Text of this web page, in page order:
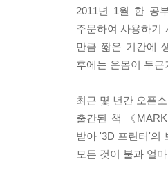
3.2 LED를 빠르게
3.3 LED의 밝기
3.4 LED의 밝기 변
4 디지털 출력으로
4.2 디지털 제어로
4.3 tone 함수를 사
5 아날로그 출력으
5.1 소형 DC 팬을
2011년 1월 한 공
주문하여 사용하기
만큼 짧은 기간에
후에는 온몸이 두
최근 몇 년간 오픈
출간된 책 《
받아 '3D 프린터'의
모든 것이 불과 얼